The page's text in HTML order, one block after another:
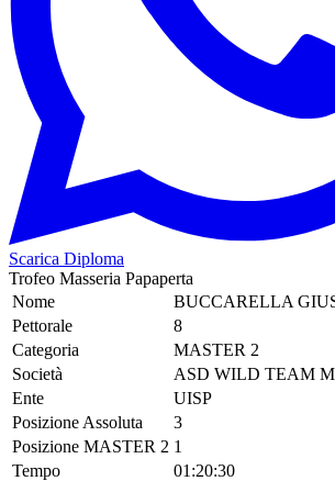
Scarica Diploma
Trofeo Masseria Papaperta
Nome
BUCCARELLA
Pettorale
8
Categoria
MASTER 2
Società
ASD WILD TEAM
Ente
UISP
Posizione Assoluta
3
Posizione MASTER 2 1
Tempo
01:20:30